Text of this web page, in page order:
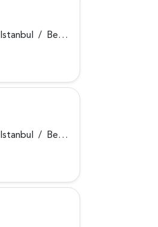
Istanbul / Beykoz
Istanbul / Beykoz